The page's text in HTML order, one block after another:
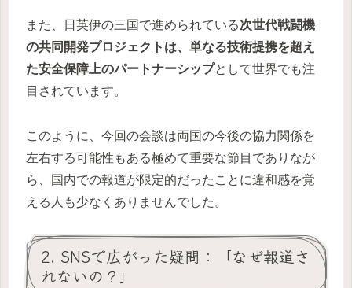
また、日英伊の三国で進められている次世代戦闘機
の共同開発プロジェクトは、単なる技術提携を超え
た安全保障上のパートナーシップとして世界でも注
目されています。
このように、今回の会談は両国の今後の協力関係を
左右する可能性もある極めて重要な節目でありなが
ら、国内での報道が限定的だったことに違和感を覚
える人も少なくありませんでした。
2. SNSで広がった疑問：「なぜ報道さ
れないの？」